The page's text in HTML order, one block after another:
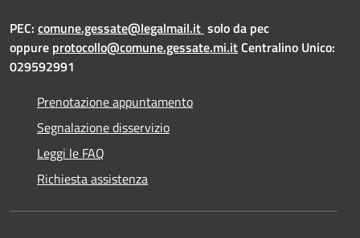
PEC: comune.gessate@legalmail.it solo da pec
oppure protocollo@comune.gessate.mi.itCentralino Unico:
029592991
Prenotazione appuntamento
Segnalazione disservizio
Leggi le FAQ
Richiesta assistenza